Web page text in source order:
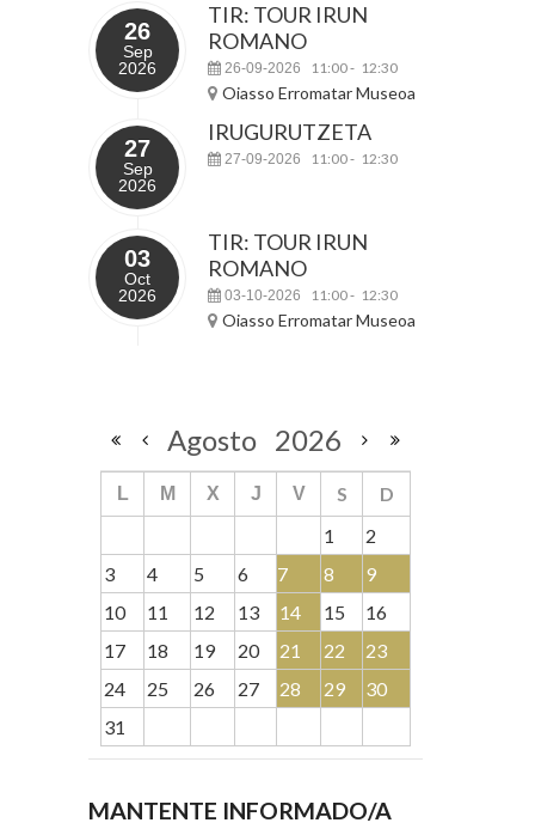
26
Sep
2026
TIR: TOUR IRUN
ROMANO
26-09-2026 11:00- 12:30
Oiasso Erromatar Museoa
27
Sep
2026
IRUGURUTZETA
27-09-2026 11:00- 12:30
03
Oct
2026
TIR: TOUR IRUN
ROMANO
03-10-2026 11:00- 12:30
Oiasso Erromatar Museoa
Agosto 2026
L M X J V S
D
1
2
3
4 5 6 7 8
9
10
11 12 13 14 15
16
17
18 19 20 21 22
23
24
25 26 27 28 29
30
31
MANTENTE INFORMADO/A